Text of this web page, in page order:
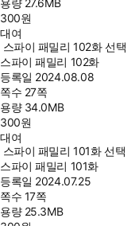
용량 27.6MB
300원
대여
스파이 패밀리 102화 선택
스파이 패밀리 102화
등록일 2024.08.08
쪽수 27쪽
용량 34.0MB
300원
대여
스파이 패밀리 101화 선택
스파이 패밀리 101화
등록일 2024.07.25
쪽수 17쪽
용량 25.3MB